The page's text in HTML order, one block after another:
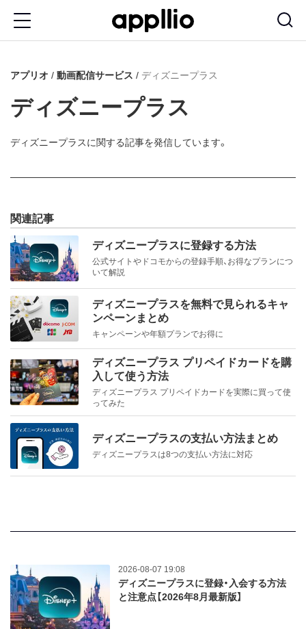
ン
動
アプリオ 動画配信サービス ディズニープラス
ディズニープラス
ディズニープラスに関する記事を発信しています。
関連記事
ディズニープラスに登録する方法
公式サイトやドコモからの登録手順、お得なプランにつ
いて解説
ディズニープラスを無料で見られるキャ
ンペーンまとめ
キャンペーンや年額プランでお得に
ディズニープラス プリペイドカードを購
入して使う方法
ディズニープラス プリペイドカードを実際に買って使
ってみた
ディズニープラスの支払い方法まとめ
ディズニープラスは8つの支払い方法に対応
2026-08-07 19:08
ディズニープラスに登録・入会する方法
と注意点【2026年8月最新版】